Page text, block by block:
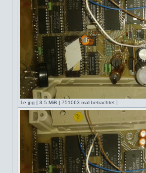
1e.jpg [ 3.5 MiB | 751063 mal betrachtet ]